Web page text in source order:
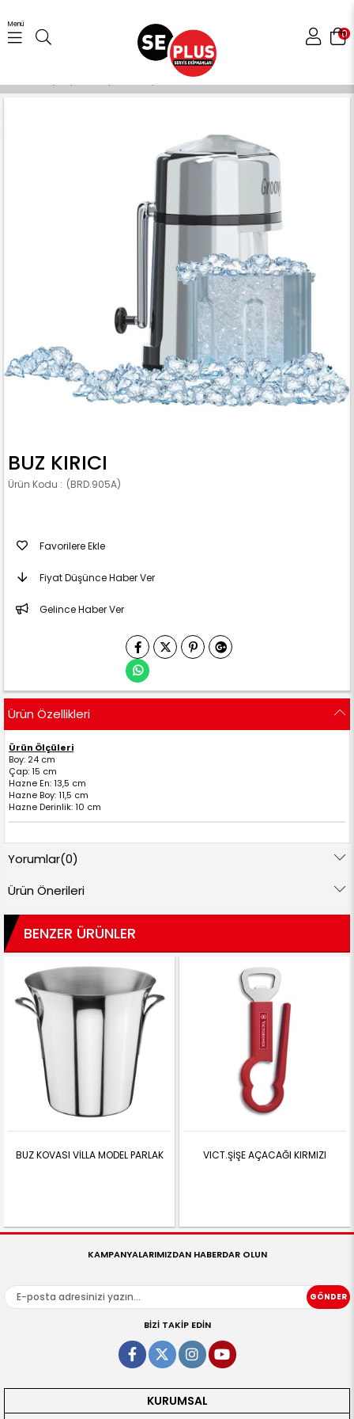
0
Menü
BUZ KIRICI
BUZ KIRICI
(BRD.905A)
Favorilere Ekle
Fiyat Düşünce Haber Ver
Gelince Haber Ver
Ürün Özellikleri
Ürün Ölçüleri
Boy: 24 cm
Çap: 15 cm
Hazne En: 13,5 cm
Hazne Boy: 11,5 cm
Hazne Derinlik: 10 cm
Yorumlar(0)
Ürün Önerileri
BENZER ÜRÜNLER
BUZ KOVASI VİLLA MODEL PARLAK VICT.ŞİŞE AÇACAĞI KIRMIZI
KAMPANYALARIMIZDAN HABERDAR OLUN
GÖNDER
BİZİ TAKİP EDİN
KURUMSAL